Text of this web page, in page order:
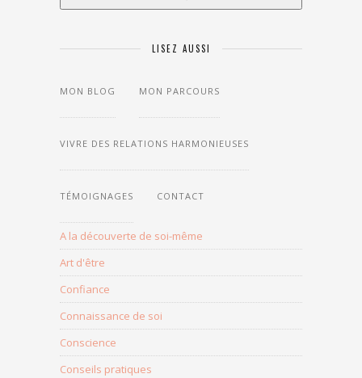
LISEZ AUSSI
MON BLOG MON PARCOURS
VIVRE DES RELATIONS HARMONIEUSES
TÉMOIGNAGES CONTACT
A la découverte de soi-même
Art d'être
Confiance
Connaissance de soi
Conscience
Conseils pratiques